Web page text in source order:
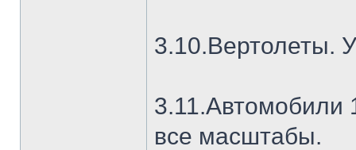
3.10.Вертолеты.
3.11.Автомобили
все масштабы.